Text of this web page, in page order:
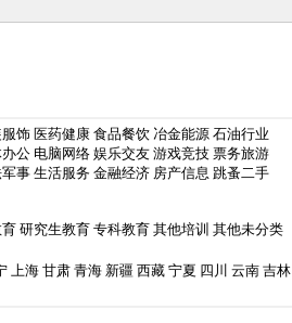
饰 医药健康 食品餐饮 冶金能源 石油行业
公 电脑网络 娱乐交友 游戏竞技 票务旅游
事 生活服务 金融经济 房产信息 跳蚤二手
研究生教育 专科教育 其他培训 其他未分类
上海 甘肃 青海 新疆 西藏 宁夏 四川 云南 吉林